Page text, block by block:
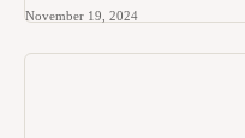
November 19, 2024